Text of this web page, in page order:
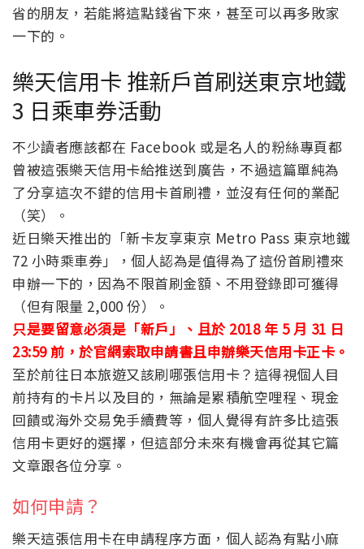
省的朋友，若能將這點錢省下來，甚至可以再多敗家
一下的。
樂天信用卡 推新戶首刷送東京地鐵
3 日乘車券活動
不少讀者應該都在 Facebook 或是名人的粉絲專頁都
曾被這張樂天信用卡給推送到廣告，不過這篇單純為
了分享這次不錯的信用卡首刷禮，並沒有任何的業配
（笑）。
近日樂天推出的「新卡友享東京 Metro Pass 東京地鐵
72 小時乘車券」，個人認為是值得為了這份首刷禮來
申辦一下的，因為不限首刷金額、不用登錄即可獲得
（但有限量 2,000 份）。
只是要留意必須是「新戶」、且於 2018 年 5 月 31 日
23:59 前，於官網索取申請書且申辦樂天信用卡正卡。
至於前往日本旅遊又該刷哪張信用卡？這得視個人目
前持有的卡片以及目的，無論是累積航空哩程、現金
回饋或海外交易免手續費等，個人覺得有許多比這張
信用卡更好的選擇，但這部分未來有機會再從其它篇
文章跟各位分享。
如何申請？
樂天這張信用卡在申請程序方面，個人認為有點小麻